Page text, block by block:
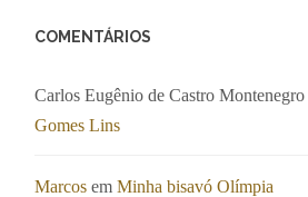
COMENTÁRIOS
Carlos Eugênio de Castro Montenegro
Gomes Lins
Marcos emMinha bisavó Olímpia